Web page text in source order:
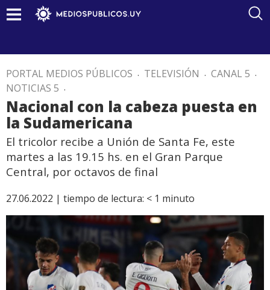
PORTAL MEDIOS PÚBLICOS . TELEVISIÓN . CANAL 5 .
NOTICIAS 5 .
Nacional con la cabeza puesta en
la Sudamericana
El tricolor recibe a Unión de Santa Fe, este
martes a las 19.15 hs. en el Gran Parque
Central, por octavos de final
27.06.2022 | tiempo de lectura: < 1 minuto